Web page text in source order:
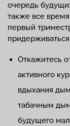
очередь
также все
первый
Откажитесь
активного
вдыхания
табачным
будущего